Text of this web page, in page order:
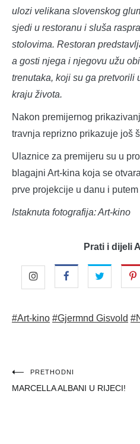
ulozi velikana slovenskog
sjedi u restoranu i sluša
stolovima. Restoran
a gosti njega i njegovu užu
trenutaka, koji su ga pretvorili
kraju života.
Nakon premijernog
travnja reprizno prikazuje još
Ulaznice za premijeru su u
blagajni Art-kina koja se
prve projekcije u danu i
Istaknuta fotografija: Art-kino
Prati i dijeli
#Art-kino #Gjermnd Gisvold
Navigacija
objava
PRETHODNI
MARCELLA ALBANI U RIJECI!